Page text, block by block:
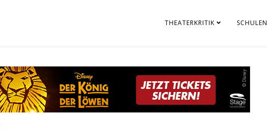
THEATERKRITIK SCHULEN